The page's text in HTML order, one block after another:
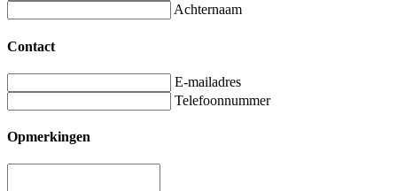
Achternaam
Contact
E-mailadres
Telefoonnummer
Opmerkingen